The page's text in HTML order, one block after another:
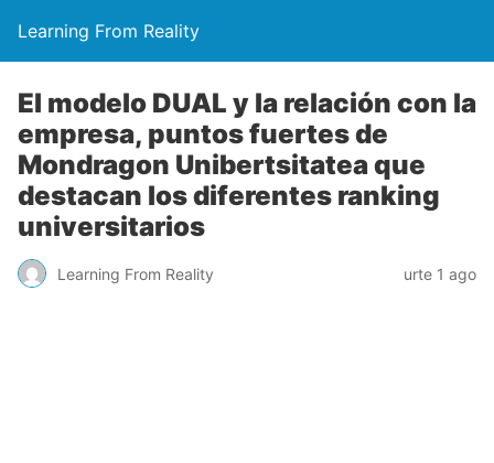
Learning From Reality
El modelo DUAL y la relación con la
empresa, puntos fuertes de
Mondragon Unibertsitatea que
destacan los diferentes ranking
universitarios
Learning From Reality urte 1 ago